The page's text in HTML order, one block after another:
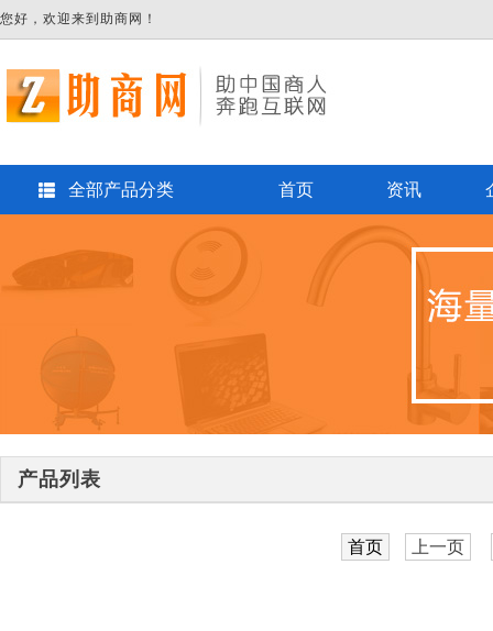
您好，欢迎来到助商网！
全部产品分类 首页 资讯
产品列表
首页 上一页